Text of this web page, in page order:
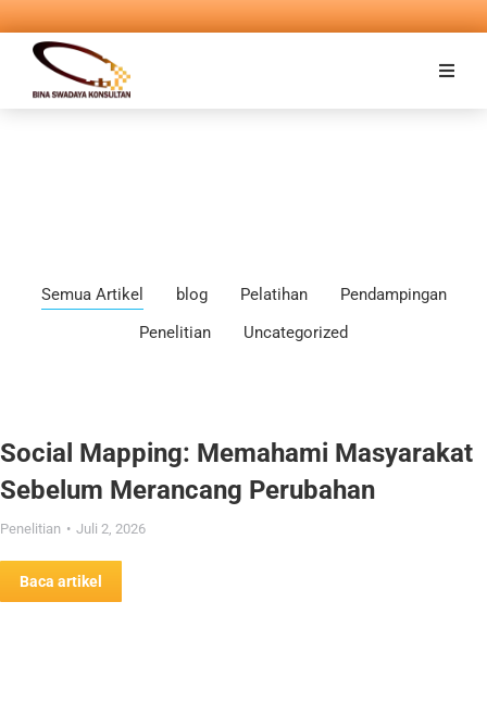
Semua Artikel blog Pelatihan
Pendampingan
Penelitian
Uncategorized
Social Mapping: Memahami Masyarakat
Sebelum Merancang Perubahan
Penelitian Juli 2, 2026
Baca artikel